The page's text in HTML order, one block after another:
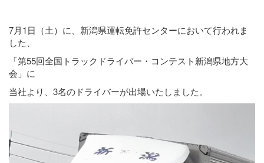
7月1日（土）に、新潟県運転免許センターにおいて行われま
した、
「第55回全国トラックドライバー・コンテスト新潟県地方大
会」に
当社より、3名のドライバーが出場いたしました。